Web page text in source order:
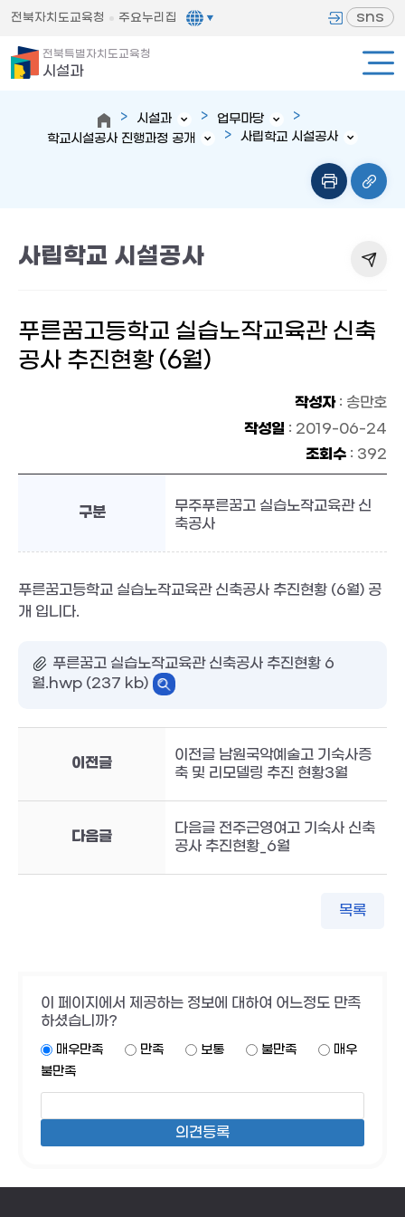
전북자치도교육청 주요누리집 sns
전북특별자치도교육청
시설과
시설과
업무마당
학교시설공사 진행과정 공개
사립학교 시설공사
사립학교 시설공사
푸른꿈고등학교 실습노작교육관 신축
공사 추진현황 (6월)
작성자: 송만호
작성일 : 2019-06-24
조회수 : 392
구분
무주푸른꿈고 실습노작교육관 신
축공사
푸른꿈고등학교 실습노작교육관 신축공사 추진현황 (6월) 공
개 입니다.
푸른꿈고 실습노작교육관 신축공사 추진현황 6
월.hwp (237 kb)
이전글
이전글 남원국악예술고 기숙사증
축 및 리모델링 추진 현황3월
다음글
다음글 전주근영여고 기숙사 신축
공사 추진현황_6월
목록
이 페이지에서 제공하는 정보에 대하여 어느정도 만족
하셨습니까?
매우만족 만족 보통 불만족
매우
불만족